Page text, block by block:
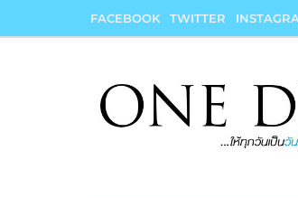
FACEBOOK TWITTER